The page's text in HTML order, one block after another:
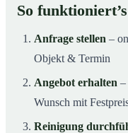
So funktioniert’s
Anfrage stellen –
Objekt & Termin
Angebot erhalten –
Wunsch mit
Reinigung